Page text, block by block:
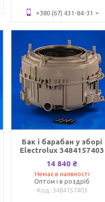
+380 (67) 431-84-31
Бак і барабан у зборі
Electrolux 3484157403
14 840 ₴
Немає в наявності
Оптом і в роздріб
3484157403